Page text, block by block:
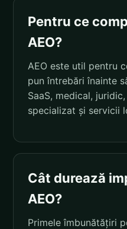
Pentru ce
AEO?
AEO este util pentru
pun întrebări înainte
SaaS, medical,
specializat și servicii
Cât durează
AEO?
Primele îmbunătățiri